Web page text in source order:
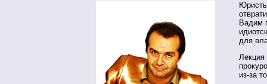
Вадим
для
Лекция
из-за